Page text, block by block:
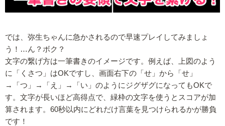
では、弥生ちゃんに急かされるので早速プレイしてみましょ
う！…ん？ボク？
文字の繋げ方は一筆書きのイメージです。例えば、上図のよう
に「くさつ」はOKですし、画面右下の「せ」から「せ」
→「つ」→「え」→「い」のようにジグザグになってもOKで
す。文字が長いほど高得点で、緑枠の文字を使うとスコアが加
算されます。60秒以内にどれだけ言葉を見つけられるかが勝負
です！